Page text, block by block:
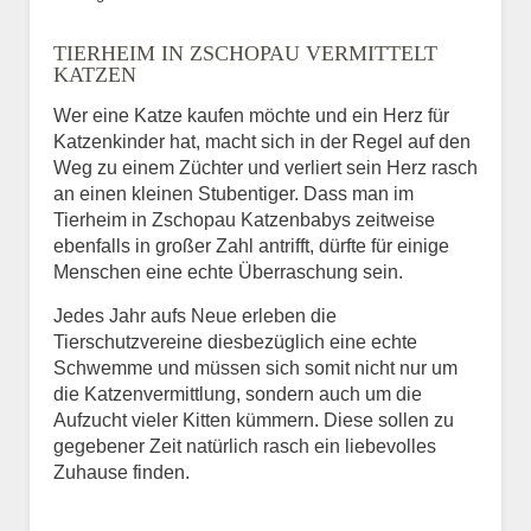
BILD HOCHLADEN
Vermisst seit
Ort des Verschwindens
TIERHEIM IN ZSCHOPAU VERMITTELT
KATZEN
Wer eine Katze kaufen möchte und ein Herz für
Katzenkinder hat, macht sich in der Regel auf den
Weg zu einem Züchter und verliert sein Herz rasch
an einen kleinen Stubentiger. Dass man im
Tierheim in Zschopau Katzenbabys zeitweise
ebenfalls in großer Zahl antrifft, dürfte für einige
Menschen eine echte Überraschung sein.
Jedes Jahr aufs Neue erleben die
Tierschutzvereine diesbezüglich eine echte
Schwemme und müssen sich somit nicht nur um
die Katzenvermittlung, sondern auch um die
Aufzucht vieler Kitten kümmern. Diese sollen zu
gegebener Zeit natürlich rasch ein liebevolles
Zuhause finden.